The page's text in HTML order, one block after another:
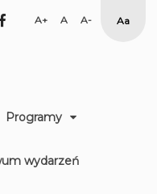
facebook
Set Set
Smaller
High
Programy
wydarzeń